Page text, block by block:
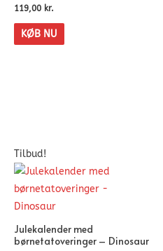
119,00 kr.
KØB NU
Tilbud!
Julekalender med
børnetatoveringer – Dinosaur